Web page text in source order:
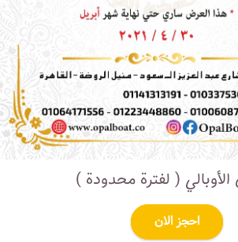
( لفترة محدودة )
احجز الان